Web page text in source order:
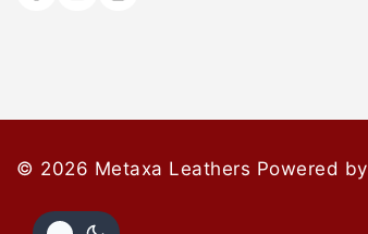
© 2026 Metaxa Leathers Powered by